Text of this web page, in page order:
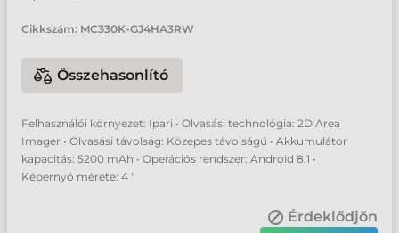
Cikkszám: MC330K-GJ4HA3RW
Összehasonlító
Felhasználói környezet: Ipari • Olvasási technológia: 2D Area
Imager • Olvasási távolság: Közepes távolságú • Akkumulátor
kapacitás: 5200 mAh • Operációs rendszer: Android 8.1 •
Képernyő mérete: 4 "
Érdeklődjön